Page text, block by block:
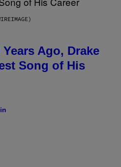
Ago, Drake
Song of His